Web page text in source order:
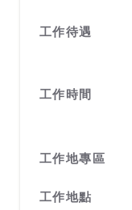
工作待遇
工作時間
工作地專區
工作地點